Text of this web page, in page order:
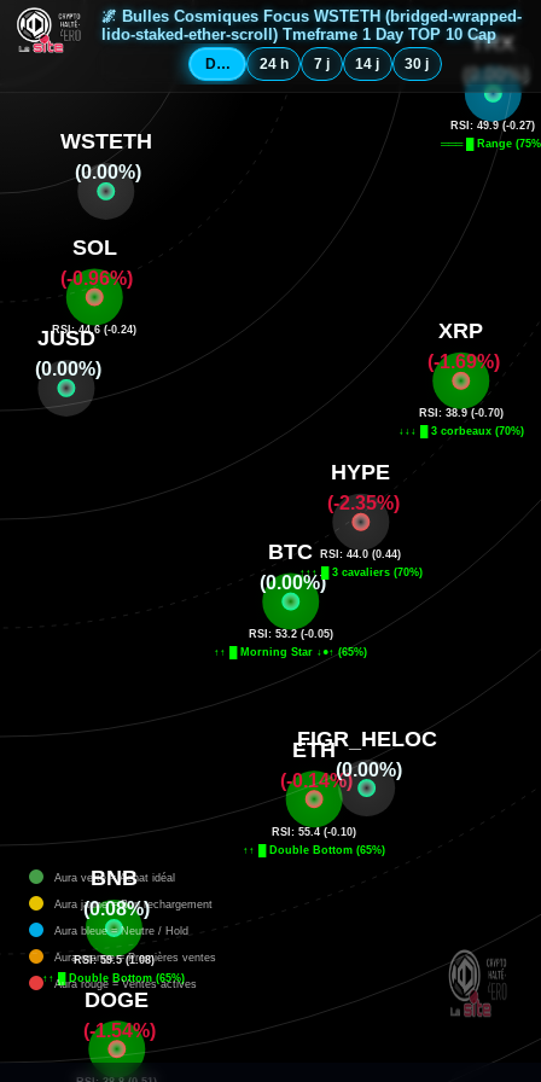
🌌 Bulles Cosmiques Focus WSTETH (bridged-wrapped-
lido-staked-ether-scroll) Tmeframe 1 Day TOP 10 Cap
Depuis minuit
24 h 7 j 14 j 30 j